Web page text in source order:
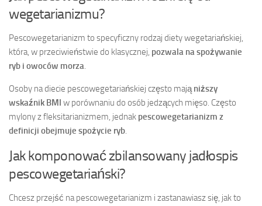
wegetarianizmu?
Pescowegetarianizm to specyficzny rodzaj diety wegetariańskiej,
która, w przeciwieństwie do klasycznej, pozwala na spożywanie
ryb i owoców morza.
Osoby na diecie pescowegetariańskiej często mająniższy
wskaźnik BMI w porównaniu do osób jedzących mięso. Często
mylony z fleksitarianizmem, jednak pescowegetarianizm z
definicji obejmuje spożycie ryb.
Jak komponować zbilansowany jadłospis
pescowegetariański?
Chcesz przejść na pescowegetarianizm i zastanawiasz się, jak to